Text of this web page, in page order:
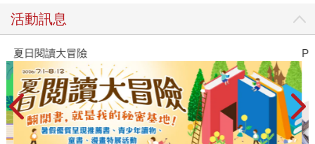
活動訊息
夏日閱讀大冒險